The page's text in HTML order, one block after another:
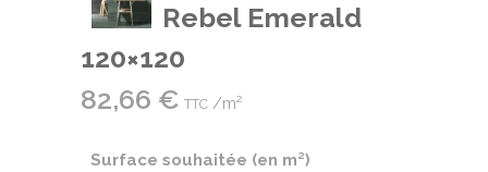
Rebel Emerald
120×120
82,66 € TTC /m²
Surface souhaitée (en m²)